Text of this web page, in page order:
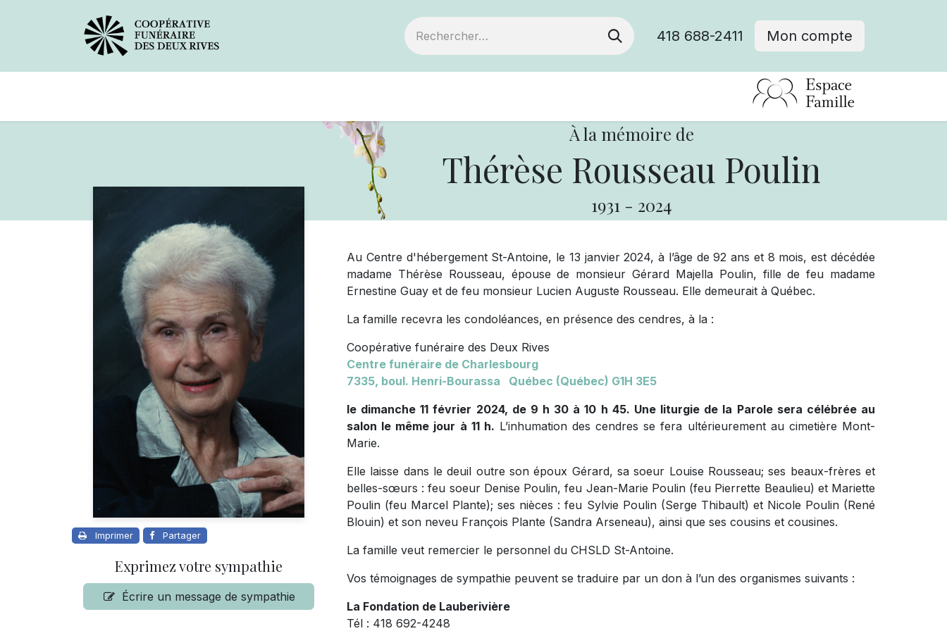
418 688-2411 Mon compte
À la mémoire de
Thérèse Rousseau Poulin
1931 - 2024
Imprimer Partager
Exprimez votre sympathie
Écrire un message de sympathie
Au Centre d'hébergement St-Antoine, le 13 janvier 2024, à l’âge de 92 ans et 8 mois, est décédée
madame Thérèse Rousseau, épouse de monsieur Gérard Majella Poulin, fille de feu madame
Ernestine Guay et de feu monsieur Lucien Auguste Rousseau. Elle demeurait à Québec.
La famille recevra les condoléances, en présence des cendres, à la :
Coopérative funéraire des Deux Rives
Centre funéraire de Charlesbourg
7335, boul. Henri-Bourassa Québec (Québec) G1H 3E5
le dimanche 11 février 2024, de 9 h 30 à 10 h 45. Une liturgie de la Parole sera célébrée au
salon le même jour à 11 h. L’inhumation des cendres se fera ultérieurement au cimetière Mont-
Marie.
Elle laisse dans le deuil outre son époux Gérard, sa soeur Louise Rousseau; ses beaux-frères et
belles-sœurs : feu soeur Denise Poulin, feu Jean-Marie Poulin (feu Pierrette Beaulieu) et Mariette
Poulin (feu Marcel Plante); ses nièces : feu Sylvie Poulin (Serge Thibault) et Nicole Poulin (René
Blouin) et son neveu François Plante (Sandra Arseneau), ainsi que ses cousins et cousines.
La famille veut remercier le personnel du CHSLD St-Antoine.
Vos témoignages de sympathie peuvent se traduire par un don à l’un des organismes suivants :
La Fondation de Lauberivière
Tél : 418 692-4248